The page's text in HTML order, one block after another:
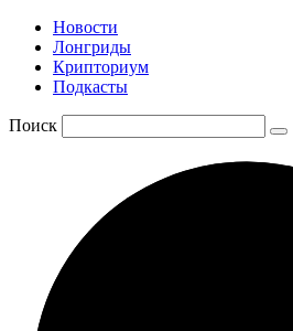
Новости
Лонгриды
Крипториум
Подкасты
Поиск